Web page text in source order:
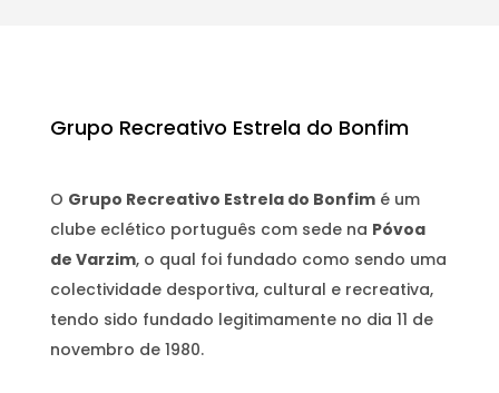
Grupo Recreativo Estrela do Bonfim
O Grupo Recreativo Estrela do Bonfimé um
clube eclético português com sede na Póvoa
de Varzim, o qual foi fundado como sendo uma
colectividade desportiva, cultural e recreativa,
tendo sido fundado legitimamente no dia 11 de
novembro de 1980.